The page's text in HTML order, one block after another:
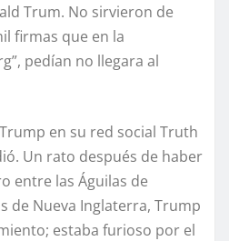
Trum. No sirvieron de
firmas que en la
pedían no llegara al
en su red social Truth
Un rato después de haber
entre las Águilas de
de Nueva Inglaterra, Trump
estaba furioso por el